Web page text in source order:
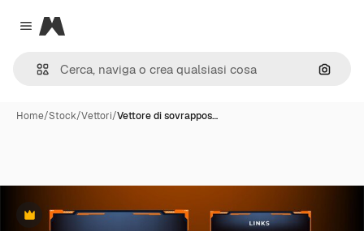
Close menu
Magnific
Cerca
Home/Stock/Vettori/Vettore di sovrappos…
Premium